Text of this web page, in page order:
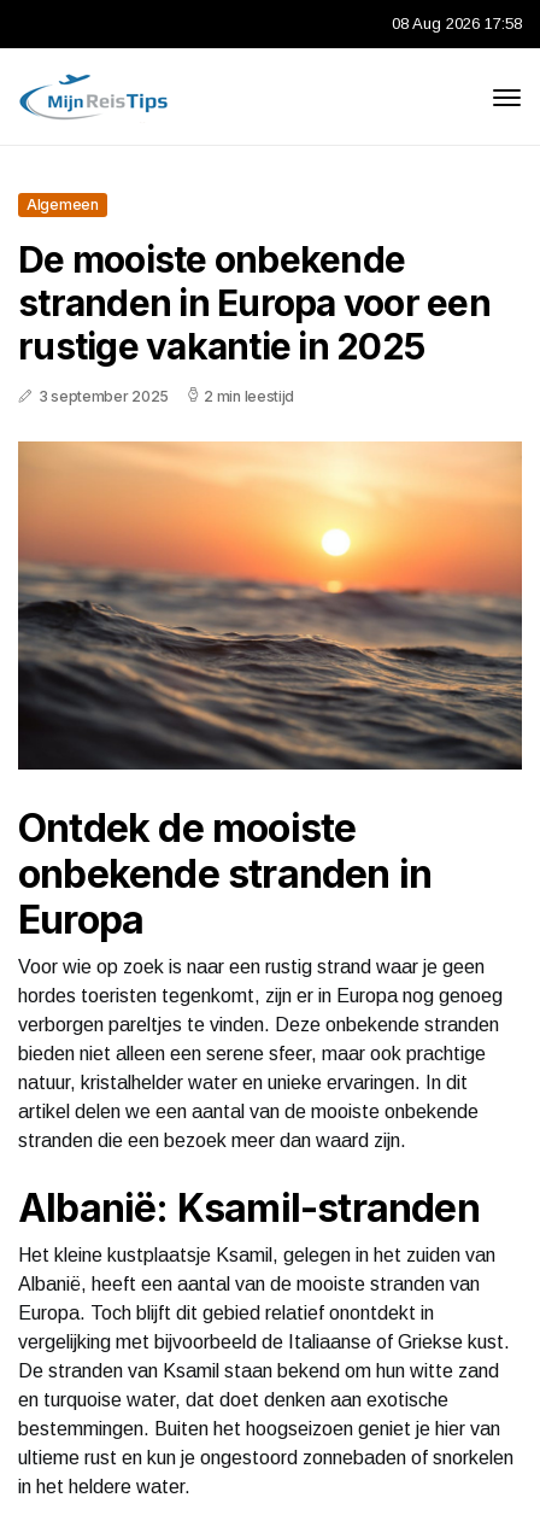
08 Aug 2026 17:58
Algemeen
De mooiste onbekende
stranden in Europa voor een
rustige vakantie in 2025
3 september 2025 2 min leestijd
Ontdek de mooiste
onbekende stranden in
Europa
Voor wie op zoek is naar een rustig strand waar je geen
hordes toeristen tegenkomt, zijn er in Europa nog genoeg
verborgen pareltjes te vinden. Deze onbekende stranden
bieden niet alleen een serene sfeer, maar ook prachtige
natuur, kristalhelder water en unieke ervaringen. In dit
artikel delen we een aantal van de mooiste onbekende
stranden die een bezoek meer dan waard zijn.
Albanië: Ksamil-stranden
Het kleine kustplaatsje Ksamil, gelegen in het zuiden van
Albanië, heeft een aantal van de mooiste stranden van
Europa. Toch blijft dit gebied relatief onontdekt in
vergelijking met bijvoorbeeld de Italiaanse of Griekse kust.
De stranden van Ksamil staan bekend om hun witte zand
en turquoise water, dat doet denken aan exotische
bestemmingen. Buiten het hoogseizoen geniet je hier van
ultieme rust en kun je ongestoord zonnebaden of snorkelen
in het heldere water.